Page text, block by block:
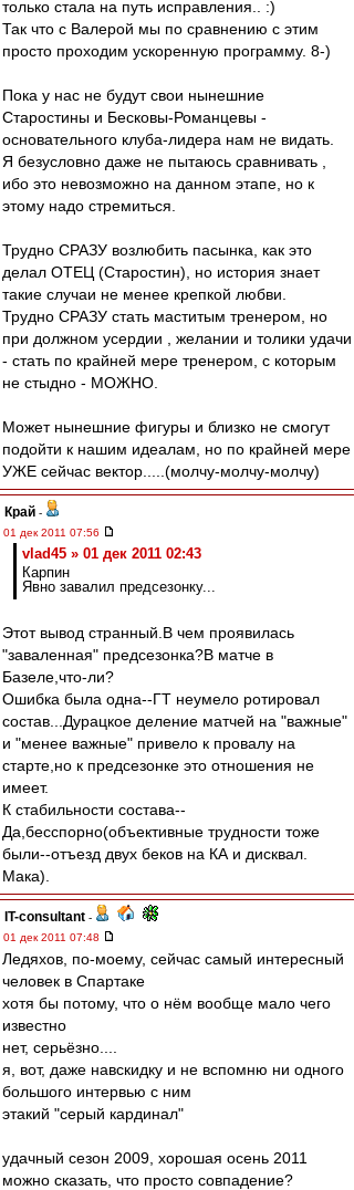
только стала на путь исправления.. :)
Так что с Валерой мы по сравнению с этим
просто проходим ускоренную программу. 8-)
Пока у нас не будут свои нынешние
Старостины и Бесковы-Романцевы -
основательного клуба-лидера нам не видать.
Я безусловно даже не пытаюсь сравнивать ,
ибо это невозможно на данном этапе, но к
этому надо стремиться.
Трудно СРАЗУ возлюбить пасынка, как это
делал ОТЕЦ (Старостин), но история знает
такие случаи не менее крепкой любви.
Трудно СРАЗУ стать маститым тренером, но
при должном усердии , желании и толики удачи
- стать по крайней мере тренером, с которым
не стыдно - МОЖНО.
Может нынешние фигуры и близко не смогут
подойти к нашим идеалам, но по крайней мере
УЖЕ сейчас вектор.....(молчу-молчу-молчу)
Край -
01 дек 2011 07:56
vlad45 » 01 дек 2011 02:43
Карпин
Явно завалил предсезонку...
Этот вывод странный.В чем проявилась
"заваленная" предсезонка?В матче в
Базеле,что-ли?
Ошибка была одна--ГТ неумело ротировал
состав...Дурацкое деление матчей на "важные"
и "менее важные" привело к провалу на
старте,но к предсезонке это отношения не
имеет.
К стабильности состава--
Да,бесспорно(объективные трудности тоже
были--отъезд двух беков на КА и дисквал.
Мака).
IT-consultant -
01 дек 2011 07:48
Ледяхов, по-моему, сейчас самый интересный
человек в Спартаке
хотя бы потому, что о нём вообще мало чего
известно
нет, серьёзно....
я, вот, даже навскидку и не вспомню ни одного
большого интервью с ним
этакий "серый кардинал"
удачный сезон 2009, хорошая осень 2011
можно сказать, что просто совпадение?